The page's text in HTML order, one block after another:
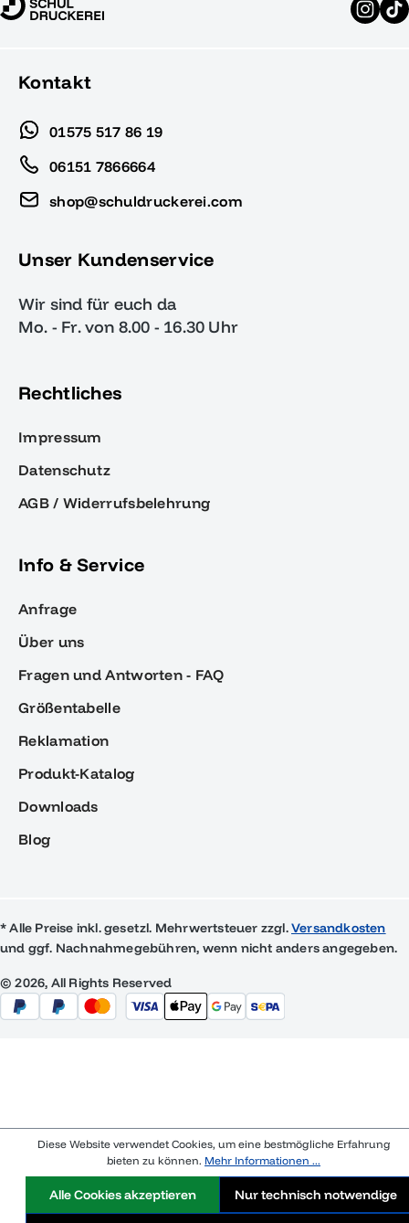
Kontakt
01575 517 86 19
06151 7866664
shop@schuldruckerei.com
Unser Kundenservice
Wir sind für euch da
Mo. - Fr. von 8.00 - 16.30 Uhr
Rechtliches
Impressum
Datenschutz
AGB / Widerrufsbelehrung
Info & Service
Anfrage
Über uns
Fragen und Antworten - FAQ
Größentabelle
Reklamation
Produkt-Katalog
Downloads
Blog
* Alle Preise inkl. gesetzl. Mehrwertsteuer zzgl.Versandkosten
und ggf. Nachnahmegebühren, wenn nicht anders angegeben.
© 2026, All Rights Reserved
Diese Website verwendet Cookies, um eine bestmögliche Erfahrung
bieten zu können. Mehr Informationen ...
Nur technisch notwendige
Alle Cookies akzeptieren